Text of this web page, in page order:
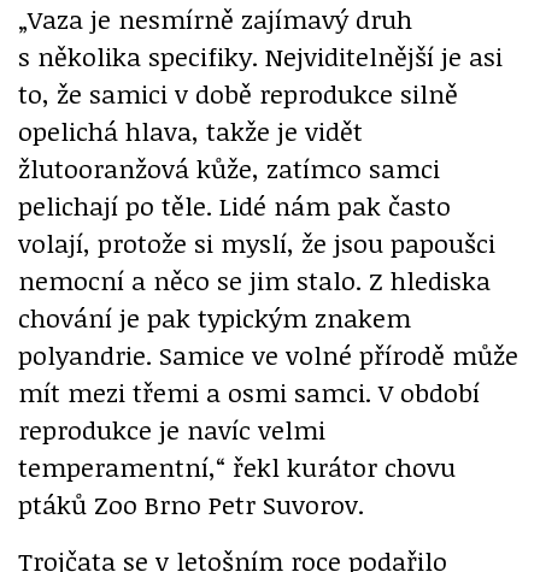
„Vaza je nesmírně zajímavý druh
s několika specifiky. Nejviditelnější je asi
to, že samici v době reprodukce silně
opelichá hlava, takže je vidět
žlutooranžová kůže, zatímco samci
pelichají po těle. Lidé nám pak často
volají, protože si myslí, že jsou papoušci
nemocní a něco se jim stalo. Z hlediska
chování je pak typickým znakem
polyandrie. Samice ve volné přírodě může
mít mezi třemi a osmi samci. V období
reprodukce je navíc velmi
temperamentní,“ řekl kurátor chovu
ptáků Zoo Brno Petr Suvorov.
Trojčata se v letošním roce podařilo